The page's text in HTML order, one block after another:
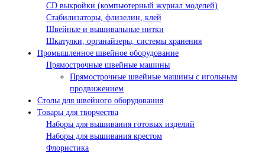
СD выкройки (компьютерный журнал моделей)
Стабилизаторы, флизелин, клей
Швейные и вышивальные нитки
Шкатулки, органайзеры, системы хранения
Промышленное швейное оборудование
Прямострочные швейные машины
Прямострочные швейные машины с игольным
продвижением
Столы для швейного оборудования
Товары для творчества
Наборы для вышивания готовых изделий
Наборы для вышивания крестом
Флористика